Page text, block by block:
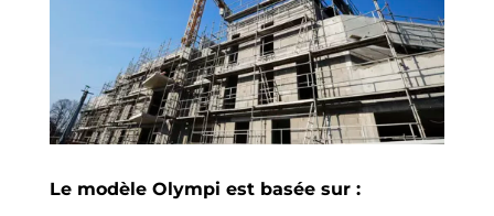
Le modèle Olympi est basée sur :